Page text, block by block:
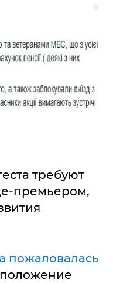
требуют
премьером,
пожаловалась
положение